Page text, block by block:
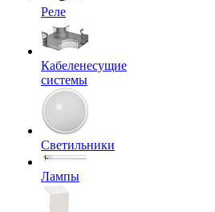
Реле
Кабеленесущие
системы
Светильники
Лампы